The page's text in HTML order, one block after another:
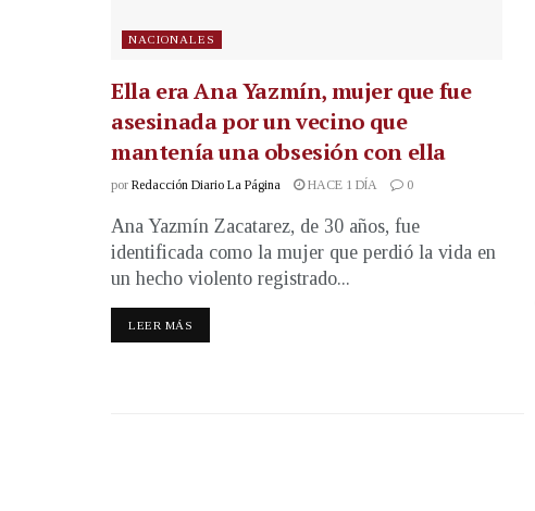
NACIONALES
Ella era Ana Yazmín, mujer que fue
asesinada por un vecino que
mantenía una obsesión con ella
por Redacción Diario La Página HACE 1 DÍA 0
Ana Yazmín Zacatarez, de 30 años, fue
identificada como la mujer que perdió la vida en
un hecho violento registrado...
LEER MÁS